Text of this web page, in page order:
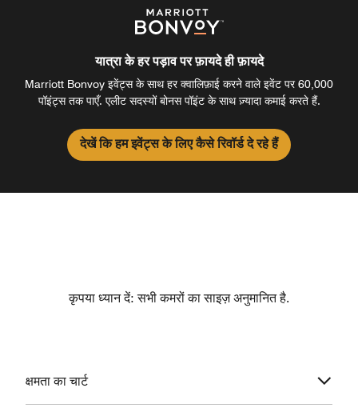
यात्रा के हर पड़ाव पर फ़ायदे ही फ़ायदे
Marriott Bonvoy इवेंट्स के साथ हर क्वालिफ़ाई करने वाले इवेंट पर 60,000
पॉइंट्स तक पाएँ. एलीट सदस्यों बोनस पॉइंट के साथ ज़्यादा कमाई करते हैं.
देखें कि हम इवेंट्स के लिए कैसे रिवॉर्ड दे रहे हैं
कृपया ध्यान दें: सभी कमरों का साइज़ अनुमानित है.
क्षमता का चार्ट